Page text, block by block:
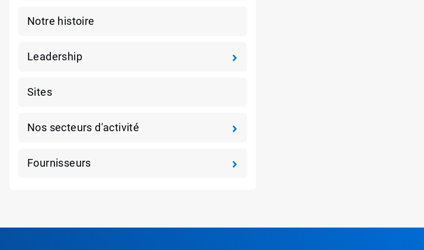
Notre histoire
Leadership
Sites
Nos secteurs d'activité
Fournisseurs